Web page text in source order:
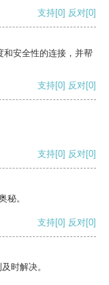
支持[0] 反对[0]
和安全性的连接，并帮
支持[0] 反对[0]
支持[0] 反对[0]
秘。
支持[0] 反对[0]
时解决。